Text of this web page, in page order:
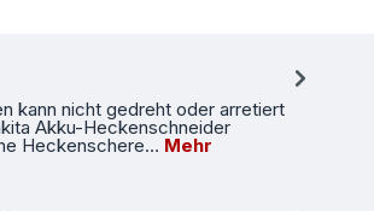
kann nicht gedreht oder arretiert
Akku-Heckenschneider
Heckenschere… Mehr